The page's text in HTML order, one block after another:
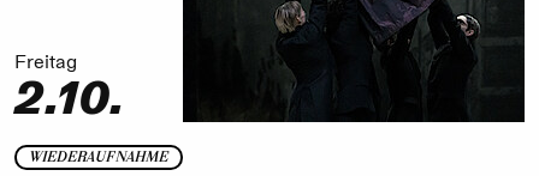
WIEDERAUFNAHME
Freitag
2.10.